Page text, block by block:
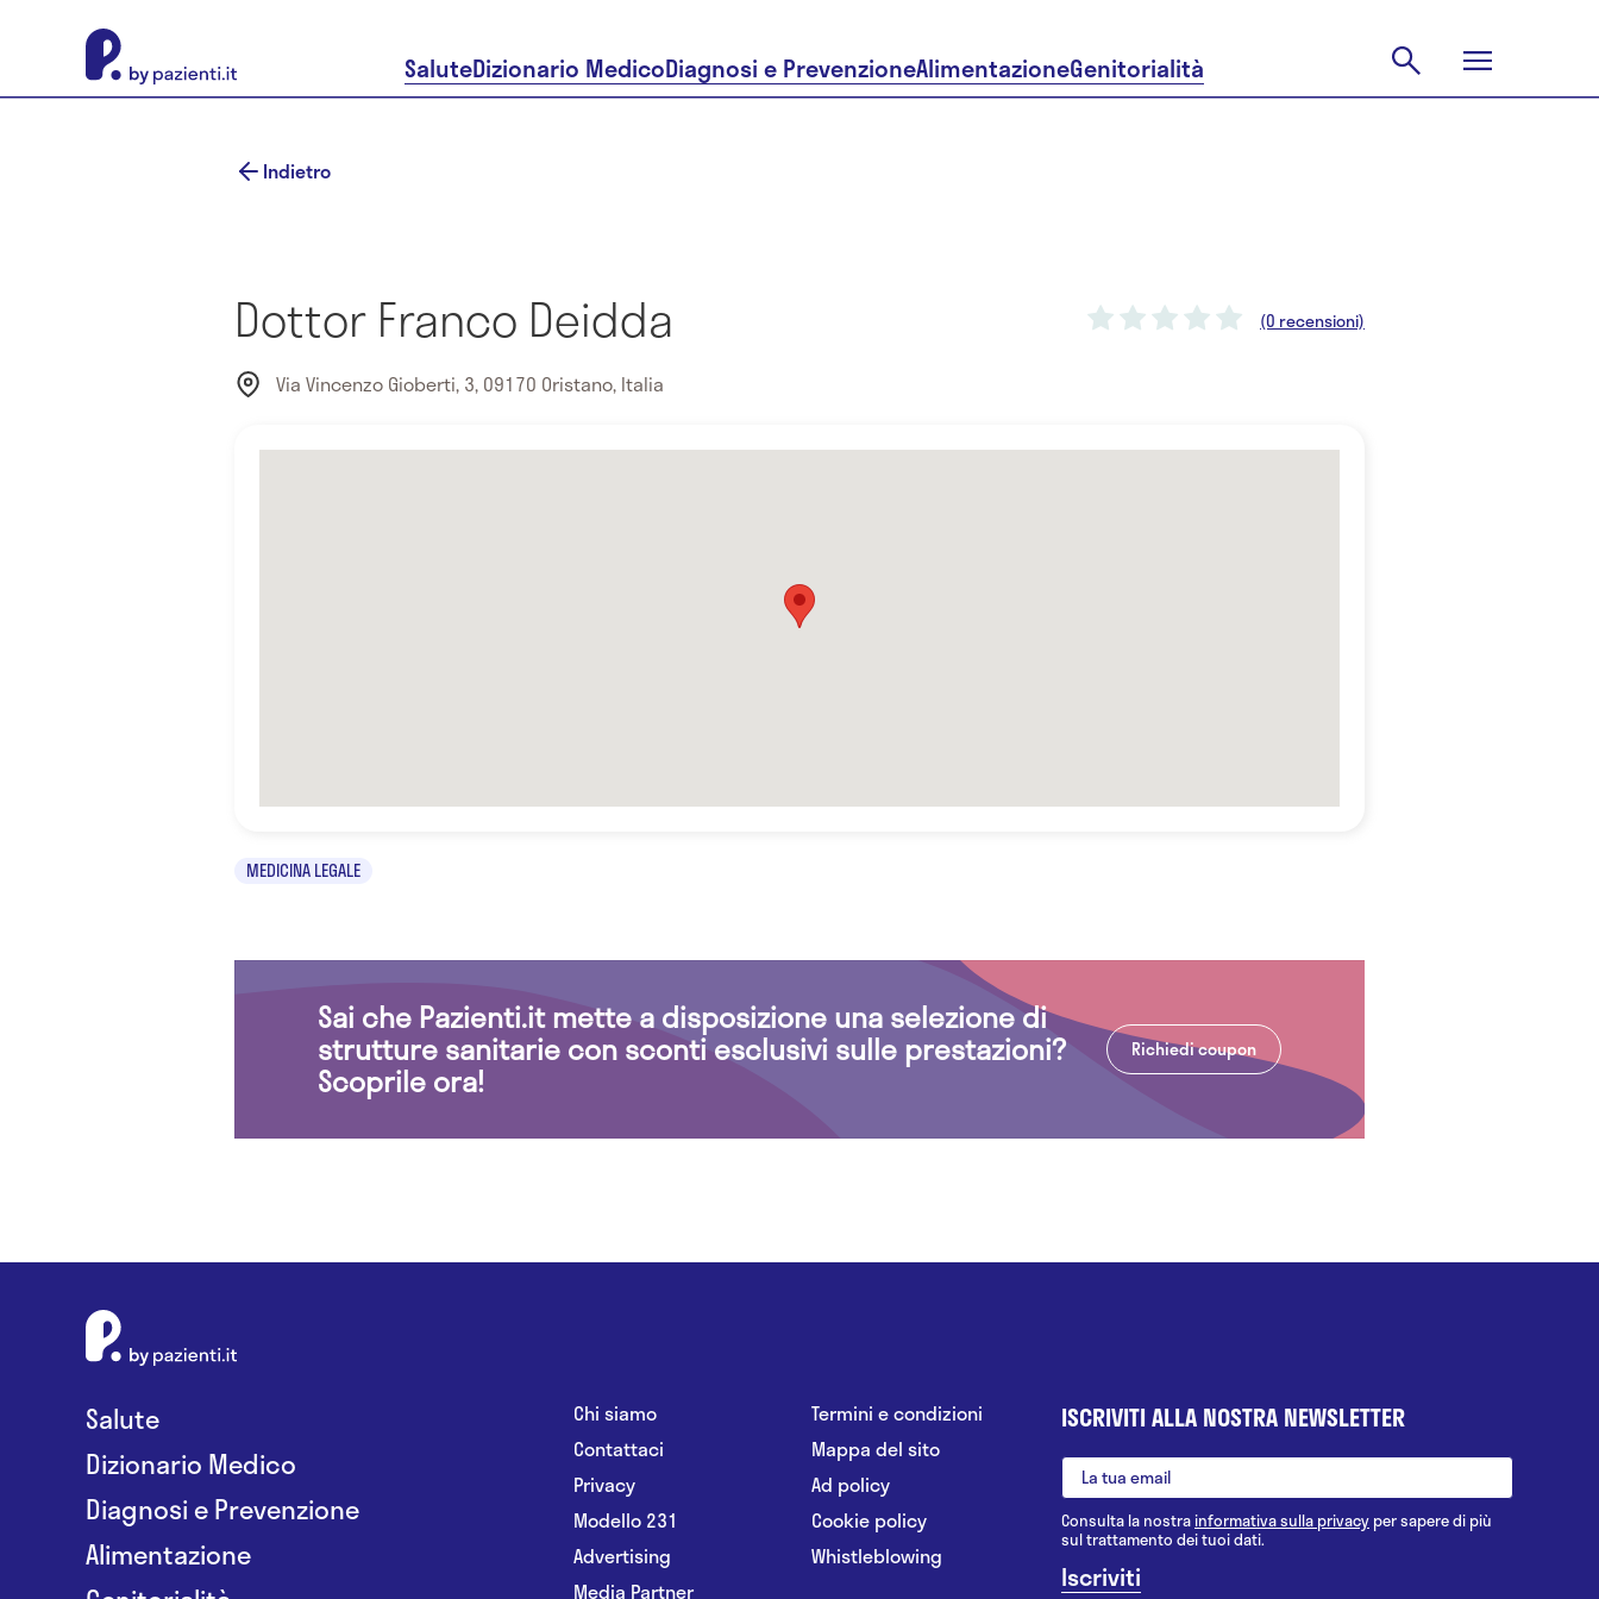
SaluteDizionario MedicoDiagnosi e PrevenzioneAlimentazioneGenitorialità
Indietro
Dottor Franco Deidda (0 recensioni)
Via Vincenzo Gioberti, 3, 09170 Oristano, Italia
MEDICINA LEGALE
Sai che Pazienti.it mette a disposizione una selezione di
strutture sanitarie con sconti esclusivi sulle prestazioni?
Scoprile ora!
Richiedi coupon
Salute
Dizionario Medico
Diagnosi e Prevenzione
Alimentazione
Chi siamo
Contattaci
Privacy
Modello 231
Advertising
Media Partner
Termini e condizioni
Mappa del sito
Ad policy
Cookie policy
Whistleblowing
ISCRIVITI ALLA NOSTRA NEWSLETTER
Consulta la nostrainformativa sulla privacy per sapere di più
sul trattamento dei tuoi dati.